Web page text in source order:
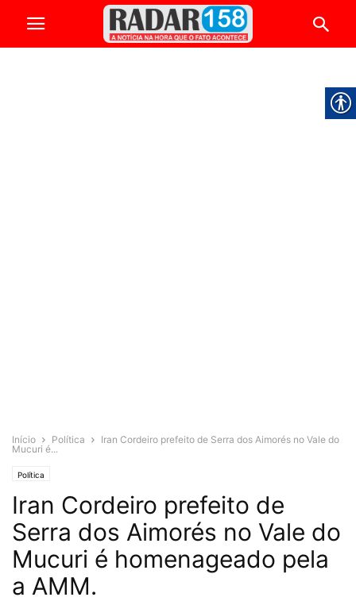
Início Política
Iran Cordeiro prefeito de Serra dos Aimorés no Vale do
Mucuri é...
Política
Iran Cordeiro prefeito de
Serra dos Aimorés no Vale do
Mucuri é homenageado pela
a AMM.